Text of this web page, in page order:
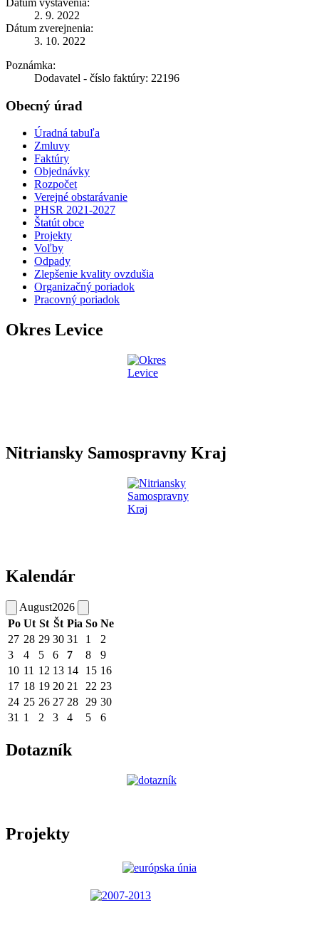
2. 9. 2022
Dátum zverejnenia:
3. 10. 2022
Poznámka:
Dodavatel - číslo faktúry: 22196
Obecný úrad
Úradná tabuľa
Zmluvy
Faktúry
Objednávky
Rozpočet
Verejné obstarávanie
PHSR 2021-2027
Štatút obce
Projekty
Voľby
Odpady
Zlepšenie kvality ovzdušia
Organizačný poriadok
Pracovný poriadok
Okres Levice
Nitriansky Samospravny Kraj
Kalendár
August2026
Po Ut St Št Pia So Ne
27 28 29 30 31 1
2
3
4 5 6 7 8
9
10 11 12 13 14 15 16
17 18 19 20 21 22 23
24 25 26 27 28 29 30
31 1 2 3 4 5 6
Dotazník
Projekty